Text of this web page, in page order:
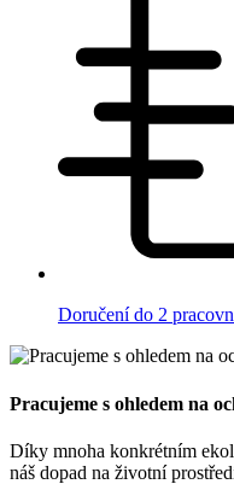
Doručení do 2
Pracujeme s ohledem na
Díky mnoha konkrétním
náš dopad na životní